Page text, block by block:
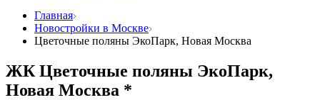
Главная
Новостройки в Москве
Цветочные поляны ЭкоПарк, Новая Москва
ЖК Цветочные поляны ЭкоПарк,
Новая Москва *